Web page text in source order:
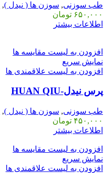
طب سوزنی, سوزن ها ( نیدل ),
۶۵۰,۰۰۰ تومان
اطلاعات بیشتر
افزودن به لیست مقایسه ها
نمایش سریع
افزودن به لیست علاقمندی ها
پرس نیدل-HUAN QIU
طب سوزنی, سوزن ها ( نیدل ),
۴۵۰,۰۰۰ تومان
اطلاعات بیشتر
افزودن به لیست مقایسه ها
نمایش سریع
افزودن به لیست علاقمندی ها